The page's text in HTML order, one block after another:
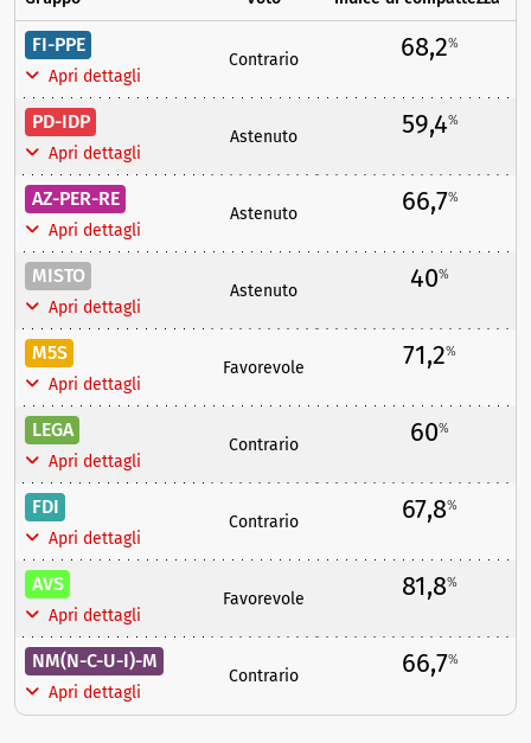
FI-PPE
Apri dettagli
Contrario 68,2%
PD-IDP
Apri dettagli
Astenuto 59,4%
AZ-PER-RE
Apri dettagli
Astenuto 66,7%
MISTO
Apri dettagli
Astenuto 40%
M5S
Apri dettagli
Favorevole 71,2%
LEGA
Apri dettagli
Contrario 60%
FDI
Apri dettagli
Contrario 67,8%
AVS
Apri dettagli
Favorevole 81,8%
NM(N-C-U-I)-M
Apri dettagli
Contrario 66,7%